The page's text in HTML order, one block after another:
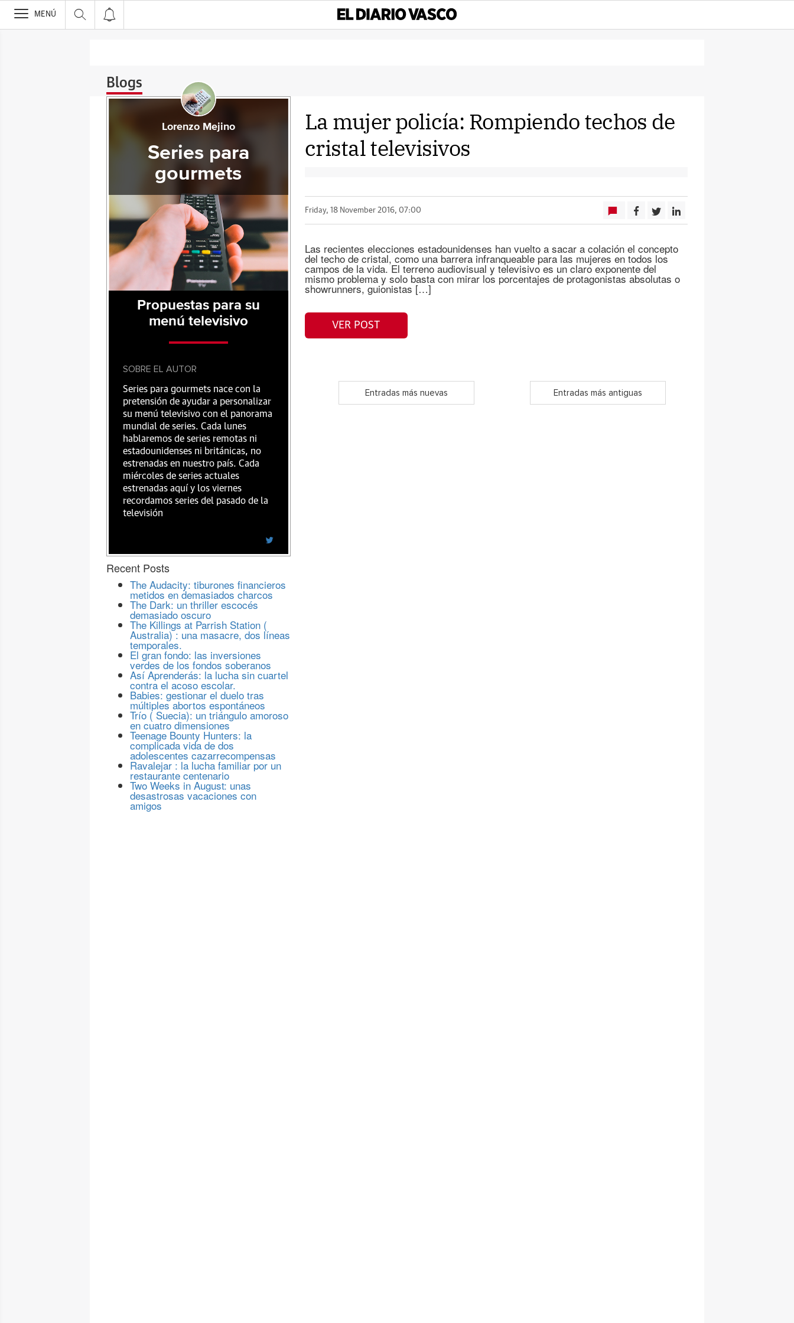
>
MENÚ
Blogs
La mujer policía: Rompiendo techos de
cristal televisivos
Friday, 18 November 2016, 07:00
Las recientes elecciones estadounidenses han vuelto a sacar a colación el concepto
del techo de cristal, como una barrera infranqueable para las mujeres en todos los
campos de la vida. El terreno audiovisual y televisivo es un claro exponente del
mismo problema y solo basta con mirar los porcentajes de protagonistas absolutas o
showrunners, guionistas […]
VER POST
Entradas más nuevas Entradas más antiguas
Lorenzo Mejino
Series para
gourmets
Propuestas para su
menú televisivo
SOBRE EL AUTOR
Series para gourmets nace con la
pretensión de ayudar a personalizar
su menú televisivo con el panorama
mundial de series. Cada lunes
hablaremos de series remotas ni
estadounidenses ni británicas, no
estrenadas en nuestro país. Cada
miércoles de series actuales
estrenadas aquí y los viernes
recordamos series del pasado de la
televisión
Recent Posts
The Audacity: tiburones financieros
metidos en demasiados charcos
The Dark: un thriller escocés
demasiado oscuro
The Killings at Parrish Station (
Australia) : una masacre, dos líneas
temporales.
El gran fondo: las inversiones
verdes de los fondos soberanos
Así Aprenderás: la lucha sin cuartel
contra el acoso escolar.
Babies: gestionar el duelo tras
múltiples abortos espontáneos
Trío ( Suecia): un triángulo amoroso
en cuatro dimensiones
Teenage Bounty Hunters: la
complicada vida de dos
adolescentes cazarrecompensas
Ravalejar : la lucha familiar por un
restaurante centenario
Two Weeks in August: unas
desastrosas vacaciones con
amigos